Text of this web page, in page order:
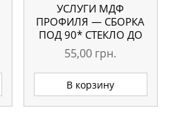
УСЛУГИ МДФ
ПРОФИЛЯ — СБОРКА
ПОД 90* СТЕКЛО ДО
1500 ММ
55,00 грн.
В корзину